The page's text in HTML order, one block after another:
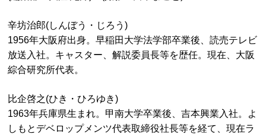
辛坊治郎(しんぼう・じろう)
1956年大阪府出身。早稲田大学法学部卒業後、読売テレビ
放送入社。キャスター、解説委員長等を歴任。現在、大阪
綜合研究所代表。
比企啓之(ひき・ひろゆき)
1963年兵庫県生まれ。甲南大学卒業後、吉本興業入社。よ
しもとデベロップメンツ代表取締役社長等を経て、現在ラ